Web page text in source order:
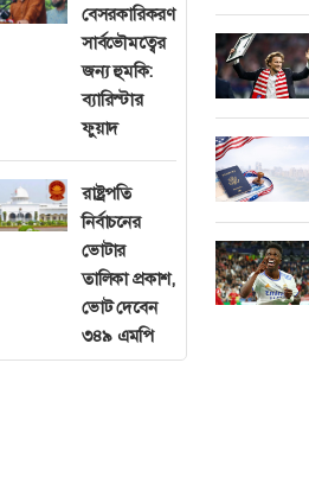
বেসরকারিকরণ
সার্বভৌমত্বের
জন্য হুমকি:
ব্যারিস্টার
ফুয়াদ
রাষ্ট্রপতি
নির্বাচনের
ভোটার
তালিকা প্রকাশ,
ভোট দেবেন
৩৪৯ এমপি